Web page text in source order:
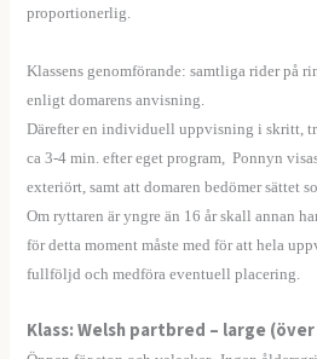
proportionerlig.
Klassens genomförande: samtliga rider på
enligt domarens anvisning.
Därefter en individuell uppvisning i skritt,
ca 3-4 min. efter eget program, Ponnyn
exteriört, samt att domaren bedömer sättet
Om ryttaren är yngre än 16 år skall annan
för detta moment måste med för att hela
fullföljd och medföra eventuell placering.
Klass: Welsh partbred – large (över